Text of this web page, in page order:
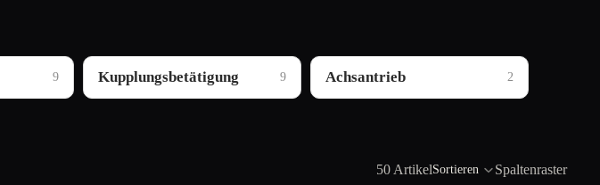
9 Kupplungsbetätigung 9 Achsantrieb 2
50 ArtikelSortieren Spaltenraster